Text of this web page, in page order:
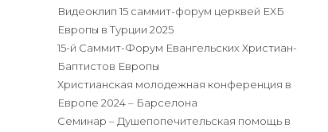
Видеоклип 15 саммит-форум церквей ЕХБ
Европы в Турции 2025
15-й Саммит-Форум Евангельских Христиан-
Баптистов Европы
Христианская молодежная конференция в
Европе 2024 – Барселона
Семинар – Душепопечительская помощь в